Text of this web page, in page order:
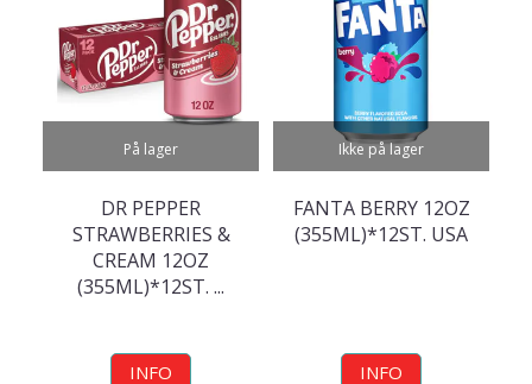
På lager
DR PEPPER
STRAWBERRIES &
CREAM 12OZ
(355ML)*12ST. ...
INFO
Ikke på lager
FANTA BERRY 12OZ
(355ML)*12ST. USA
INFO